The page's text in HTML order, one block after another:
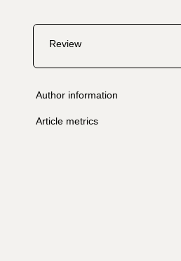
Review
Author information
Article metrics